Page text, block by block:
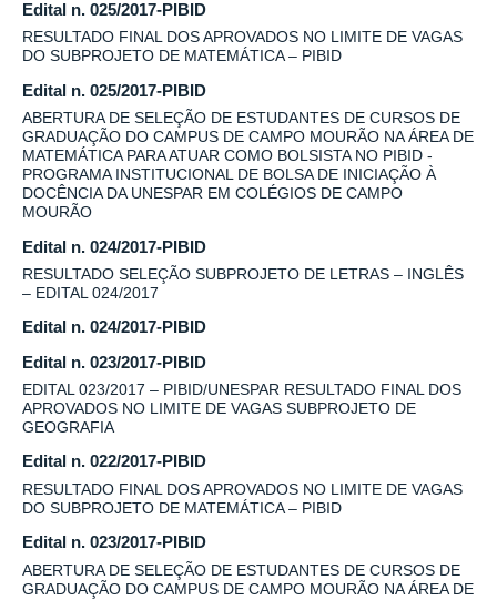
Edital n. 025/2017-PIBID
RESULTADO FINAL DOS APROVADOS NO LIMITE DE VAGAS
DO SUBPROJETO DE MATEMÁTICA – PIBID
Edital n. 025/2017-PIBID
ABERTURA DE SELEÇÃO DE ESTUDANTES DE CURSOS DE
GRADUAÇÃO DO CAMPUS DE CAMPO MOURÃO NA ÁREA DE
MATEMÁTICA PARA ATUAR COMO BOLSISTA NO PIBID -
PROGRAMA INSTITUCIONAL DE BOLSA DE INICIAÇÃO À
DOCÊNCIA DA UNESPAR EM COLÉGIOS DE CAMPO
MOURÃO
Edital n. 024/2017-PIBID
RESULTADO SELEÇÃO SUBPROJETO DE LETRAS – INGLÊS
– EDITAL 024/2017
Edital n. 024/2017-PIBID
Edital n. 023/2017-PIBID
EDITAL 023/2017 – PIBID/UNESPAR RESULTADO FINAL DOS
APROVADOS NO LIMITE DE VAGAS SUBPROJETO DE
GEOGRAFIA
Edital n. 022/2017-PIBID
RESULTADO FINAL DOS APROVADOS NO LIMITE DE VAGAS
DO SUBPROJETO DE MATEMÁTICA – PIBID
Edital n. 023/2017-PIBID
ABERTURA DE SELEÇÃO DE ESTUDANTES DE CURSOS DE
GRADUAÇÃO DO CAMPUS DE CAMPO MOURÃO NA ÁREA DE